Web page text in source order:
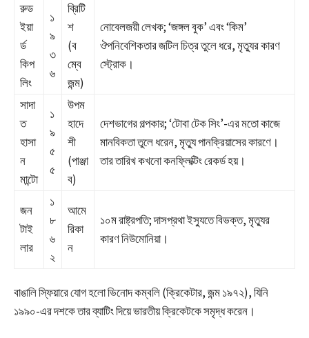
রুড
ইয়া
র্ড
কিপ
লিং
১
৯
৩
৬
ব্রিটি
শ
(ব
ম্বে
জন্ম)
নোবেলজয়ী লেখক; ‘জঙ্গল বুক’ এবং ‘কিম’
ঔপনিবেশিকতার জটিল চিত্র তুলে ধরে, মৃত্যুর কারণ
স্ট্রোক।
সাদা
ত
হাসা
ন
মান্টো
১
৯
৫
৫
উপম
হাদে
শী
(পাঞ্জা
ব)
দেশভাগের গল্পকার; ‘টোবা টেক সিং’-এর মতো কাজে
মানবিকতা তুলে ধরেন, মৃত্যু পানক্রিয়াসের কারণে।
তার তারিখ কখনো কনফ্লিক্টিং রেকর্ড হয়।
জন
টাই
লার
১
৮
৬
২
আমে
রিকা
ন
১০ম রাষ্ট্রপতি; দাসপ্রথা ইস্যুতে বিভক্ত, মৃত্যুর
কারণ নিউমোনিয়া।
বাঙালি স্ফিয়ারে যোগ হলো ভিনোদ কম্বলি (ক্রিকেটার, জন্ম ১৯৭২), যিনি
১৯৯০-এর দশকে তার ব্যাটিং দিয়ে ভারতীয় ক্রিকেটকে সমৃদ্ধ করেন।